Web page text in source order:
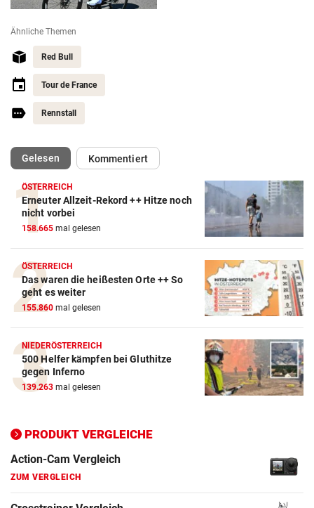
Ähnliche Themen
Red Bull
Tour de France
Rennstall
Gelesen(ausgewählt)Kommentiert
ÖSTERREICH
Erneuter Allzeit-Rekord ++ Hitze noch
nicht vorbei
158.665 mal gelesen
ÖSTERREICH
Das waren die heißesten Orte ++ So
geht es weiter
155.860 mal gelesen
NIEDERÖSTERREICH
500 Helfer kämpfen bei Gluthitze
gegen Inferno
139.263 mal gelesen
PRODUKT VERGLEICHE
Action-Cam Vergleich
ZUM VERGLEICH